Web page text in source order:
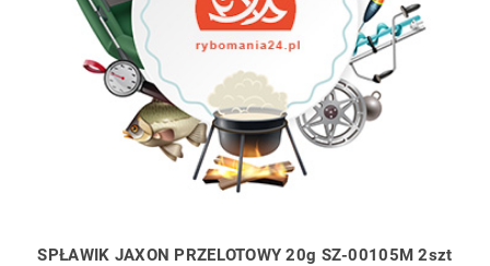
SPŁAWIK JAXON PRZELOTOWY 20g SZ-00105M 2szt